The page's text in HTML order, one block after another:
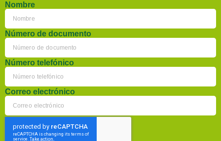
Nombre
Número de documento
Número telefónico
Correo electrónico